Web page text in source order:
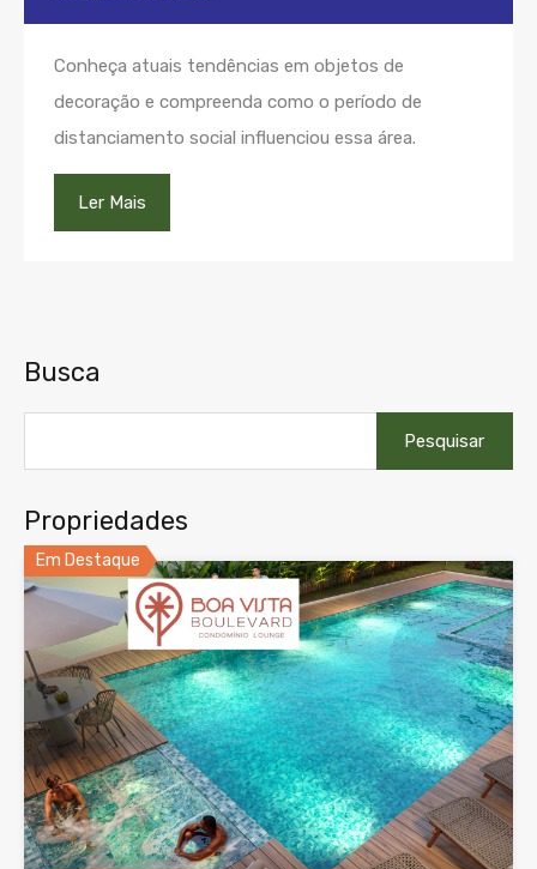
Conheça atuais tendências em objetos de
decoração e compreenda como o período de
distanciamento social influenciou essa área.
Ler Mais
Busca
por:
Propriedades
Em Destaque